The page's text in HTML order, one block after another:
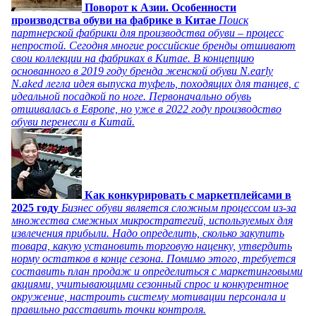
Поворот к Азии. Особенности
производства обуви на фабрике в Китае Поиск
партнерской фабрики для производства обуви – процесс
непростой. Сегодня многие российские бренды отшивают
свои коллекции на фабриках в Китае. В концепцию
основанного в 2019 году бренда женской обуви N.early
N.aked легла идея выпуска туфель, походящих для танцев, с
идеальной посадкой по ноге. Первоначально обувь
отшивалась в Европе, но уже в 2022 году производство
обуви перенесли в Китай.
Как конкурировать с маркетплейсами в
2025 году Бизнес обуви является сложным процессом из-за
множества смежных микростратегий, используемых для
извлечения прибыли. Надо определить, сколько закупить
товара, какую установить торговую наценку, утвердить
норму остатков в конце сезона. Помимо этого, требуется
составить план продаж и определиться с маркетинговыми
акциями, учитывающими сезонный спрос и конкурентное
окружение, настроить систему мотивации персонала и
правильно расставить точки контроля.